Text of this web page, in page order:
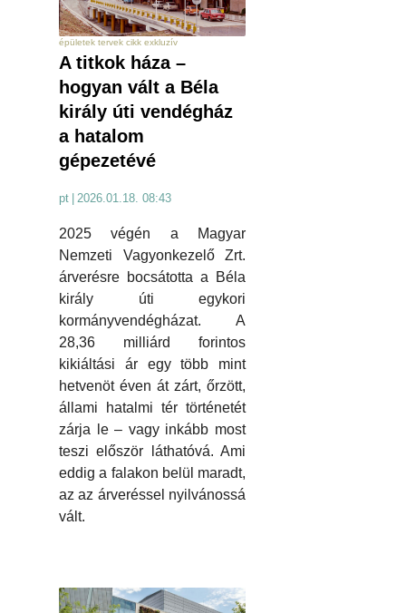
épületek tervek cikk exkluzív
A titkok háza –
hogyan vált a Béla
király úti vendégház
a hatalom
gépezetévé
pt 2026.01.18. 08:43
2025 végén a Magyar
Nemzeti Vagyonkezelő Zrt.
árverésre bocsátotta a Béla
király úti egykori
kormányvendégházat. A
28,36 milliárd forintos
kikiáltási ár egy több mint
hetvenöt éven át zárt, őrzött,
állami hatalmi tér történetét
zárja le – vagy inkább most
teszi először láthatóvá. Ami
eddig a falakon belül maradt,
az az árveréssel nyilvánossá
vált.